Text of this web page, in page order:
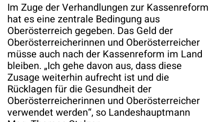
Im Zuge der Verhandlungen zur Kassenreform
hat es eine zentrale Bedingung aus
Oberösterreich gegeben. Das Geld der
Oberösterreicherinnen und Oberösterreicher
müsse auch nach der Kassenreform im Land
bleiben. „Ich gehe davon aus, dass diese
Zusage weiterhin aufrecht ist und die
Rücklagen für die Gesundheit der
Oberösterreicherinnen und Oberösterreicher
verwendet werden“, so Landeshauptmann